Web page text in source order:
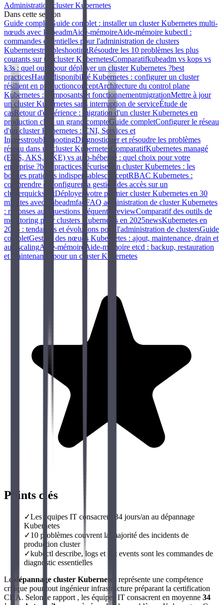
Administration cluster Kubernetes
Dans cette section
Guide complet
Guide complet : installer un cluster Kubernetes multi-
nœuds avec kubeadmAide-mémoireAide-mémoire kubectl :
commandes essentielles pour l'administration de clusters
KubernetestroubleshootingRésoudre les 10 problèmes les plus
courants sur un cluster KubernetesComparatifkubeadm vs kops vs
k3s : quel outil pour déployer un cluster Kubernetes ?best
practicesHaute disponibilité Kubernetes : configurer un cluster
résilient en productionconceptArchitecture du control plane
Kubernetes : composants et fonctionnementmigrationMettre à jour
un cluster Kubernetes sans interruption de serviceÉtude de
casRetour d'expérience : migration d'un cluster Kubernetes en
production chez un grand compteGuide completConfigurer le réseau
d'un cluster Kubernetes : CNI, Services et
IngresstroubleshootingDiagnostiquer et résoudre les problèmes
réseau dans un cluster KubernetesComparatifKubernetes managé
(EKS, AKS, GKE) vs auto-hébergé : quel choix pour votre
entreprise ?best practicesSécuriser un cluster Kubernetes : les
bonnes pratiques indispensablesconceptRBAC Kubernetes :
comprendre et configurer la gestion des accès sur un
clusterquickstartDéployer votre premier cluster Kubernetes en 30
minutes avec kubeadmfaq FAQ administration de cluster Kubernetes
: réponses aux questions fréquentes
reviewComparatif des outils de
monitoring pour clusters Kubernetes en 2025newsKubernetes en
2025 : tendances et évolutions pour l'administration de clustersGuide
completGestion des nœuds Kubernetes : ajout, maintenance, drain et
autoscalingAide-mémoire Aide-mémoire etcd : backup, restauration
et maintenance pour un cluster Kubernetes
Points clés
✓Les équipes IT consacrent 34 jours/an au dépannage
Kubernetes
✓10 problèmes couvrent la majorité des incidents de
production cluster
✓kubectl describe, logs et get events sont les commandes de
diagnostic essentielles
Le
dépannage cluster Kubernetes représente une compétence
critique pour tout ingénieur infrastructure préparant la certification
CKA. Selon le rapport , les équipes IT consacrent en moyenne 34